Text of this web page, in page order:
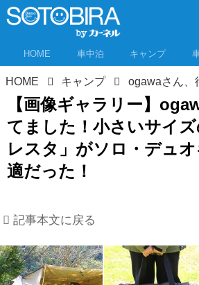
HOME 車中泊 キャンプ
HOME キャンプ
【画像ギャラリー】
てました！小さいサイ
レスタ」がソロ・デュ
適だった！
記事本文に戻る